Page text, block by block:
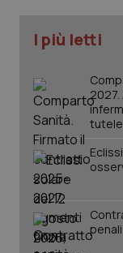
Quotidiano
Rene &
Salute
Sangue &
Tiroide
I più letti
2027.